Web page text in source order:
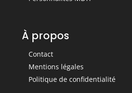
À propos
Contact
Mentions légales
Politique de confidentialité